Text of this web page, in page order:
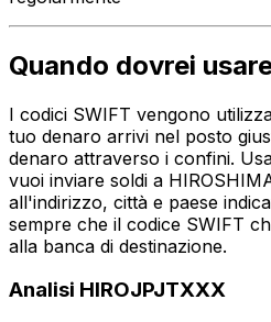
Quando dovrei
I codici SWIFT vengono
tuo denaro arrivi nel posto
denaro attraverso i confini.
vuoi inviare soldi a
all'indirizzo, città e paese
sempre che il codice SWIFT
alla banca di destinazione.
Analisi HIROJPJTXXX